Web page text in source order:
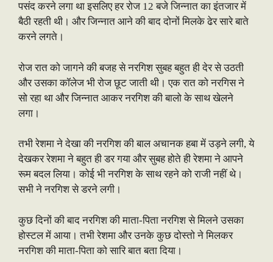
पसंद करने लगा था इसलिए हर रोज 12 बजे जिन्नात का इंतजार में
बैठी रहती थी। और जिन्नात आने की बाद दोनों मिलके ढेर सारे बाते
करने लगते।
रोज रात को जागने की बजह से नरगिश सुबह बहुत ही देर से उठती
और उसका कॉलेज भी रोज छूट जाती थी। एक रात को नरगिस ने
सो रहा था और जिन्नात आकर नरगिश की बालो के साथ खेलने
लगा।
तभी रेशमा ने देखा की नरगिश की बाल अचानक हबा में उड़ने लगी, ये
देखकर रेशमा ने बहुत ही डर गया और सुबह होते ही रेशमा ने आपने
रूम बदल लिया। कोई भी नरगिश के साथ रहने को राजी नहीं थे।
सभी ने नरगिश से डरने लगी।
कुछ दिनों की बाद नरगिश की माता-पिता नरगिश से मिलने उसका
होस्टल में आया। तभी रेशमा और उनके कुछ दोस्तो ने मिलकर
नरगिश की माता-पिता को सारि बात बता दिया।